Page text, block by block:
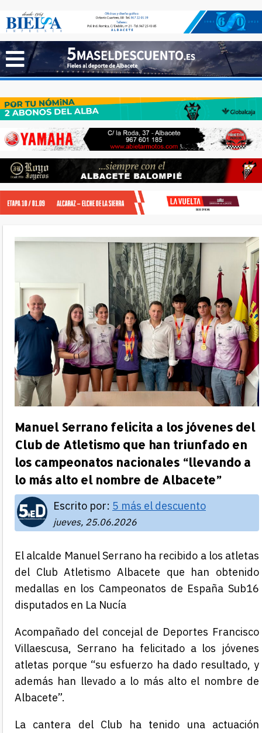
Manuel Serrano felicita a los jóvenes del
Club de Atletismo que han triunfado en
los campeonatos nacionales “llevando a
lo más alto el nombre de Albacete”
Escrito por: 5 más el descuento
jueves, 25.06.2026
El alcalde Manuel Serrano ha recibido a los atletas
del Club Atletismo Albacete que han obtenido
medallas en los Campeonatos de España Sub16
disputados en La Nucía
Acompañado del concejal de Deportes Francisco
Villaescusa, Serrano ha felicitado a los jóvenes
atletas porque “su esfuerzo ha dado resultado, y
además han llevado a lo más alto el nombre de
Albacete”.
La cantera del Club ha tenido una actuación